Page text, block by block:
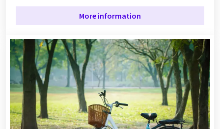
More information